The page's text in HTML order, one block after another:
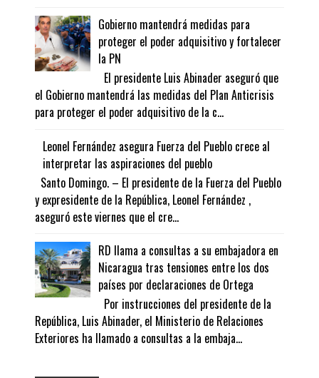
Gobierno mantendrá medidas para
proteger el poder adquisitivo y fortalecer
la PN
El presidente Luis Abinader aseguró que
el Gobierno mantendrá las medidas del Plan Anticrisis
para proteger el poder adquisitivo de la c...
Leonel Fernández asegura Fuerza del Pueblo crece al
interpretar las aspiraciones del pueblo
Santo Domingo. – El presidente de la Fuerza del Pueblo
y expresidente de la República, Leonel Fernández ,
aseguró este viernes que el cre...
RD llama a consultas a su embajadora en
Nicaragua tras tensiones entre los dos
países por declaraciones de Ortega
Por instrucciones del presidente de la
República, Luis Abinader, el Ministerio de Relaciones
Exteriores ha llamado a consultas a la embaja...